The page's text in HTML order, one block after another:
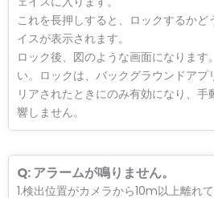
これを長押しすると、ロックするかど
イスが表示されます。
ロック後、図のような画面になります
い。ロックは、バックグラウンドアプ
リアされたときにのみ有効になり、
響しません。
Q: アラームが鳴りません。
1.検出位置がカメラから10m以上離れ